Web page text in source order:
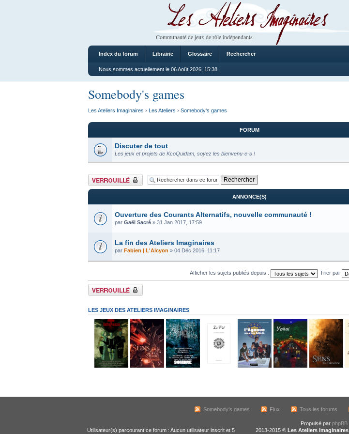
Les Ateliers Imaginaires
Communauté de jeux de rôle indépendants
Index du forum Librairie Glossaire Rechercher
Nous sommes actuellement le 06 Août 2026, 15:38
Somebody's games
Les Ateliers Imaginaires › Les Ateliers › Somebody's games
FORUM
Discuter de tout
Les jeux et projets de KcoQuidam, soyez les bienvenu·e·s !
Forum verrouillé
ANNONCE(S)
Ouverture des Courants Alternatifs, nouvelle communauté !
par Gaël Sacré » 31 Jan 2017, 17:59
La fin des Ateliers Imaginaires
par Fabien | L'Alcyon » 04 Déc 2016, 11:17
Afficher les sujets publiés depuis : Trier par
Forum verrouillé
LES JEUX DES ATELIERS IMAGINAIRES
Somebody's games Flux Tous les forums
Utilisateur(s) parcourant ce forum : Aucun utilisateur inscrit et 5
Propulsé par phpBB
2013-2015 © Les Ateliers Imaginaires